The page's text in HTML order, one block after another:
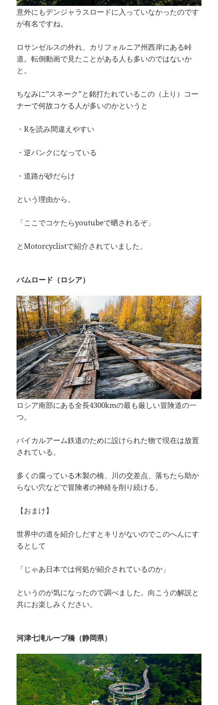
意外にもデンジャラスロードに入っていなかったのです
が有名ですね。
ロサンゼルスの外れ、カリフォルニア州西岸にある峠
道。転倒動画で見たことがある人も多いのではないか
と。
ちなみに”スネーク”と銘打たれているこの（上り）コー
ナーで何故コケる人が多いのかというと
・Rを読み間違えやすい
・逆バンクになっている
・道路が砂だらけ
という理由から。
「ここでコケたらyoutubeで晒されるぞ」
とMotorcyclistで紹介されていました。
バムロード（ロシア）
ロシア南部にある全長4300kmの最も厳しい冒険道の一
つ。
バイカルアーム鉄道のために設けられた物で現在は放置
されている。
多くの腐っている木製の橋、川の交差点、落ちたら助か
らない穴などで冒険者の神経を削り続ける。
【おまけ】
世界中の道を紹介しだすとキリがないのでこのへんにす
るとして
「じゃあ日本では何処が紹介されているのか」
というのが気になったので調べました。向こうの解説と
共にお楽しみください。
河津七滝ループ橋（静岡県）